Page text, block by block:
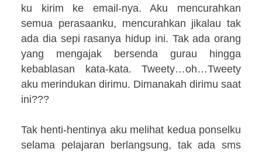
ku kirim ke email-nya. Aku mencurahkan
semua perasaanku, mencurahkan jikalau tak
ada dia sepi rasanya hidup ini. Tak ada orang
yang mengajak bersenda gurau hingga
kebablasan kata-kata. Tweety…oh…Tweety
aku merindukan dirimu. Dimanakah dirimu saat
ini???
Tak henti-hentinya aku melihat kedua ponselku
selama pelajaran berlangsung, tak ada sms